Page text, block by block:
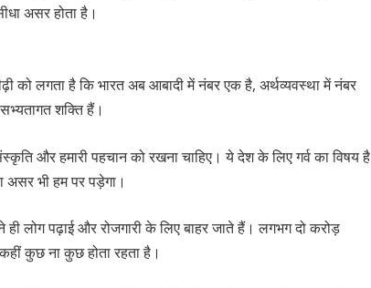
असर होता है।
को लगता है कि भारत अब आबादी में नंबर एक है, अर्थव्यवस्था में नंबर
शक्ति हैं।
और हमारी पहचान को रखना चाहिए। ये देश के लिए गर्व का विषय है
असर भी हम पर पड़ेगा।
लोग पढ़ाई और रोजगारी के लिए बाहर जाते हैं। लगभग दो करोड़
कुछ ना कुछ होता रहता है।